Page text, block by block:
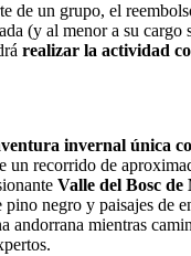
de un grupo, el
(y al menor a su cargo
realizar la actividad
invernal única
un recorrido de
Valle del Bosc de
pino negro y paisajes de
andorrana mientras